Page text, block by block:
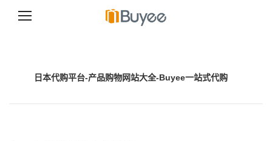
日本代购平台-产品购物网站大全-Buyee一站式代购